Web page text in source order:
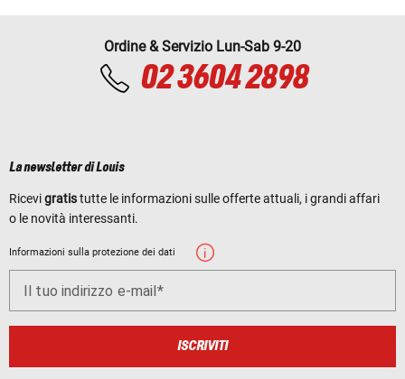
Ordine & Servizio Lun-Sab 9-20
02 3604 2898
La newsletter di Louis
Ricevigratistutte le informazioni sulle offerte attuali, i grandi affari
o le novità interessanti.
Informazioni sulla protezione dei dati
Il tuo indirizzo e-mail
ISCRIVITI